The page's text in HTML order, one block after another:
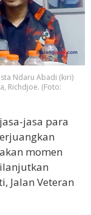
Ndaru Abadi (kiri)
Richdjoe. (Foto:
jasa para
momen
Jalan Veteran